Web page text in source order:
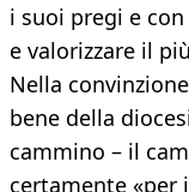
i suoi pregi e
e valorizzare il
Nella
bene della
cammino – il
certamente «per